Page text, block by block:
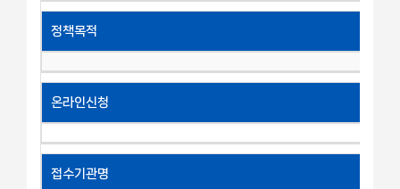
정책목적
온라인신청
접수기관명